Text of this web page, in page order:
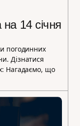
14 січня
погодинних
Дізнатися
Нагадаємо, що